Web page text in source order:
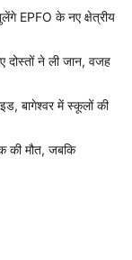
EPFO के नए क्षेत्रीय
ने ली जान, वजह
बागेश्वर में स्कूलों की
की मौत, जबकि